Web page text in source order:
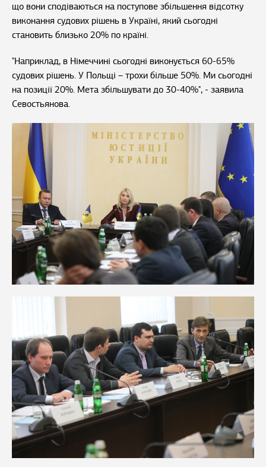
що вони сподіваються на поступове збільшення відсотку
виконання судових рішень в Україні, який сьогодні
становить близько 20% по країні.
"Наприклад, в Німеччині сьогодні виконується 60-65%
судових рішень. У Польщі – трохи більше 50%. Ми сьогодні
на позиції 20%. Мета збільшувати до 30-40%", - заявила
Севостьянова.